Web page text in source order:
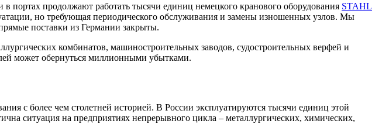
портах продолжают работать тысячи единиц немецкого кранового оборудования STAHL
но требующая периодического обслуживания и замены изношенных узлов. Мы
поставки из Германии закрыты.​
комбинатов, машиностроительных заводов, судостроительных верфей и
может обернуться миллионными убытками.
с более чем столетней историей. В России эксплуатируются тысячи единиц этой
ситуация на предприятиях непрерывного цикла – металлургических, химических,